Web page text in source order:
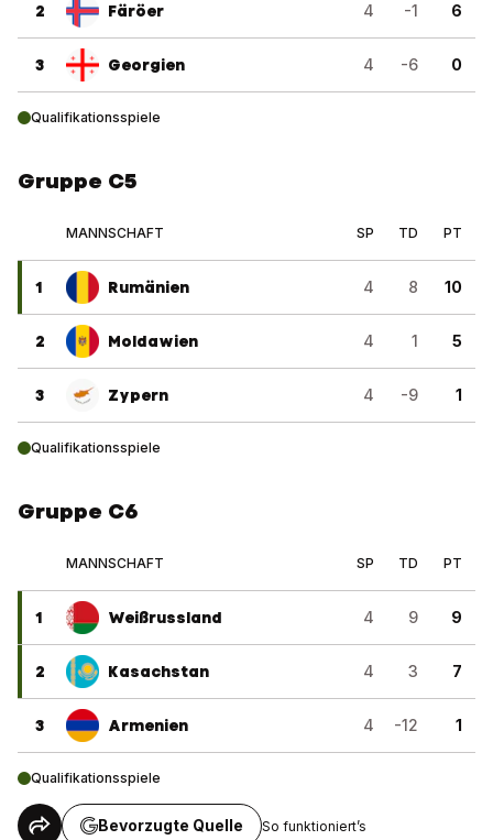
2 Färöer 4 -1 6
3 Georgien 4 -6 0
Qualifikationsspiele
Gruppe C5
MANNSCHAFT SP TD PT
1 Rumänien 4 8 10
2 Moldawien 4 1 5
3 Zypern 4 -9 1
Qualifikationsspiele
Gruppe C6
MANNSCHAFT SP TD PT
1 Weißrussland 4 9 9
2 Kasachstan 4 3 7
3 Armenien 4 -12 1
Qualifikationsspiele
Bevorzugte Quelle So funktioniert’s